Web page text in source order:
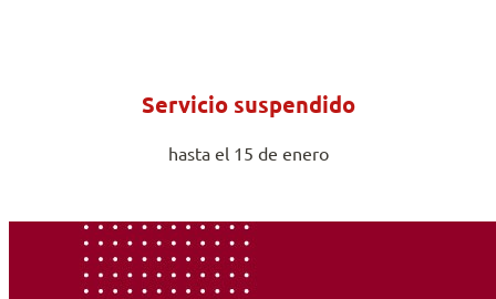
Servicio suspendido
hasta el 15 de enero